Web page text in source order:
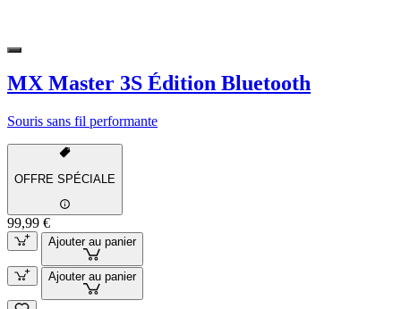
MX Master 3S Édition Bluetooth
Souris sans fil performante
OFFRE SPÉCIALE
99,99 €
Ajouter au panier
Ajouter au panier